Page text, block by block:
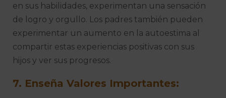
en sus habilidades, experimentan una sensación
de logro y orgullo. Los padres también pueden
experimentar un aumento en la autoestima al
compartir estas experiencias positivas con sus
hijos y ver sus progresos.
7. Enseña Valores Importantes: